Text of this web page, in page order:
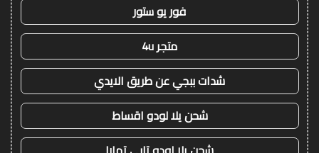
فور يو ستور
متجر 4u
شدات ببجي عن طريق الايدي
شحن يلا لودو اقساط